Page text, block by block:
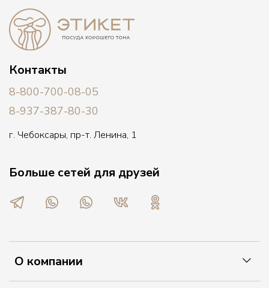
О компании
Контакты
8-800-700-08-05
8-937-387-80-30
г. Чебоксары, пр-т. Ленина, 1
Больше сетей для друзей